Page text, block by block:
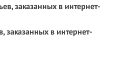
заказанных в интернет-